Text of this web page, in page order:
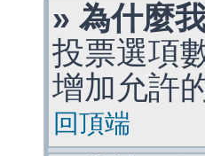
» 為什麼
投票選項
增加允許
回頂端